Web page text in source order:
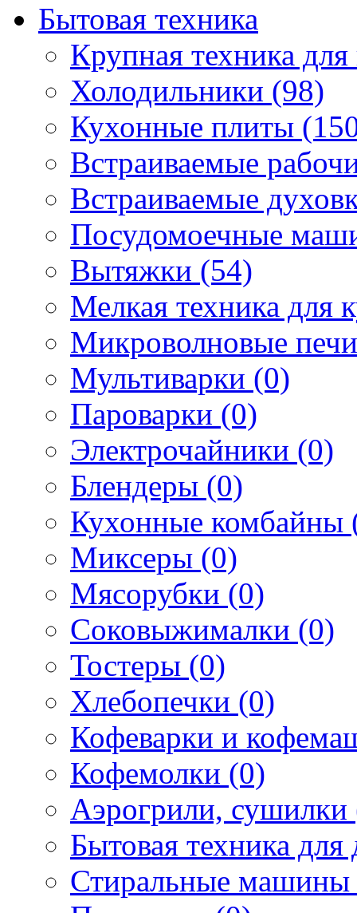
Бытовая техника
Крупная техника
Холодильники (98)
Кухонные плиты
Встраиваемые
Встраиваемые
Посудомоечные
Вытяжки (54)
Мелкая техника для
Микроволновые
Мультиварки (0)
Пароварки (0)
Электрочайники (0)
Блендеры (0)
Кухонные комбайны
Миксеры (0)
Мясорубки (0)
Соковыжималки (0)
Тостеры (0)
Хлебопечки (0)
Кофеварки и
Кофемолки (0)
Аэрогрили, сушилки
Бытовая техника
Стиральные машины